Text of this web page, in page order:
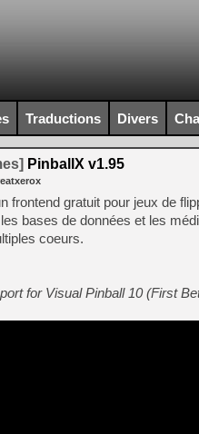
Traductions Divers
PinballX v1.95
frontend gratuit pour jeux de
bases de données et les
coeurs.
for Visual Pinball 10 (First